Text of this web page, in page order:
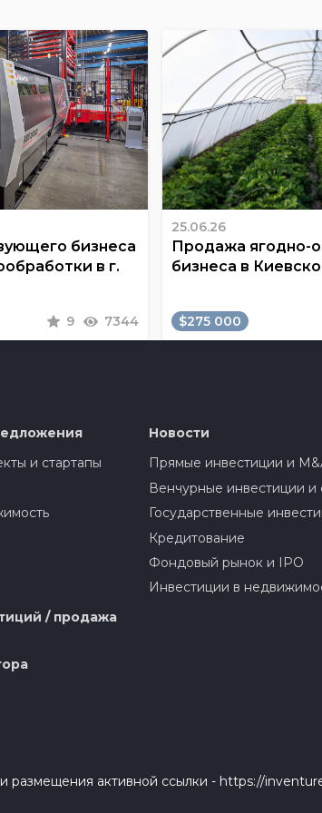
бизнеса
в г.
9 7344
25.06.26
Продажа ягодно-
бизнеса в
$275 000
и стартапы
/ продажа
Новости
Прямые инвестиции и
Венчурные инвестиции и
Государственные
Кредитование
Фондовый рынок и IPO
Инвестиции в
размещения активной ссылки - https://